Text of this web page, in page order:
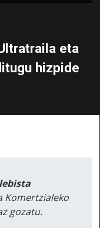
eta
hizpide
Komertzialeko
gozatu.